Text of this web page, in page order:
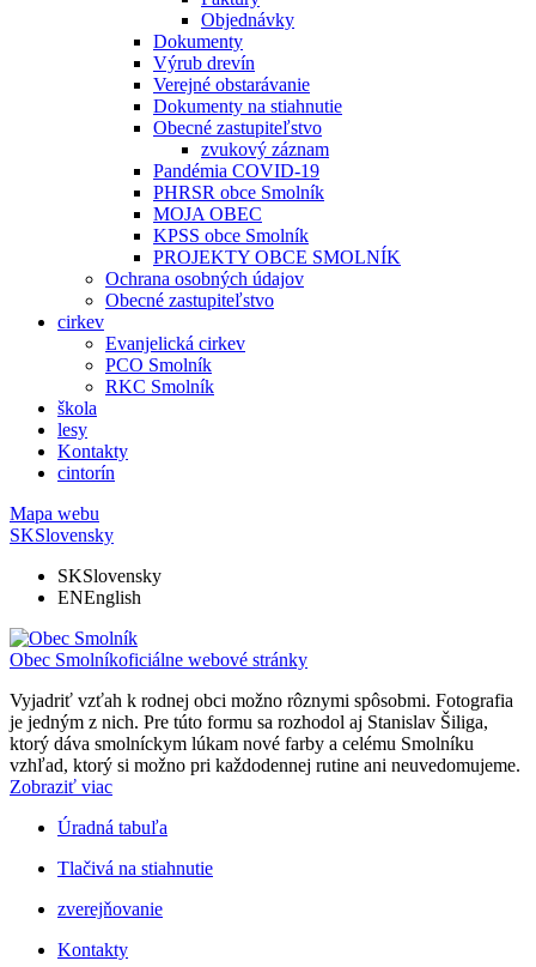
Objednávky
Dokumenty
Výrub drevín
Verejné obstarávanie
Dokumenty na stiahnutie
Obecné zastupiteľstvo
zvukový záznam
Pandémia COVID-19
PHRSR obce Smolník
MOJA OBEC
KPSS obce Smolník
PROJEKTY OBCE SMOLNÍK
Ochrana osobných údajov
Obecné zastupiteľstvo
cirkev
Evanjelická cirkev
PCO Smolník
RKC Smolník
škola
lesy
Kontakty
cintorín
Mapa webu
SKSlovensky
SKSlovensky
ENEnglish
Obec Smolníkoficiálne webové stránky
Vyjadriť vzťah k rodnej obci možno rôznymi spôsobmi. Fotografia
je jedným z nich. Pre túto formu sa rozhodol aj Stanislav Šiliga,
ktorý dáva smolníckym lúkam nové farby a celému Smolníku
vzhľad, ktorý si možno pri každodennej rutine ani neuvedomujeme.
Zobraziť viac
Úradná tabuľa
Tlačivá na stiahnutie
zverejňovanie
Kontakty